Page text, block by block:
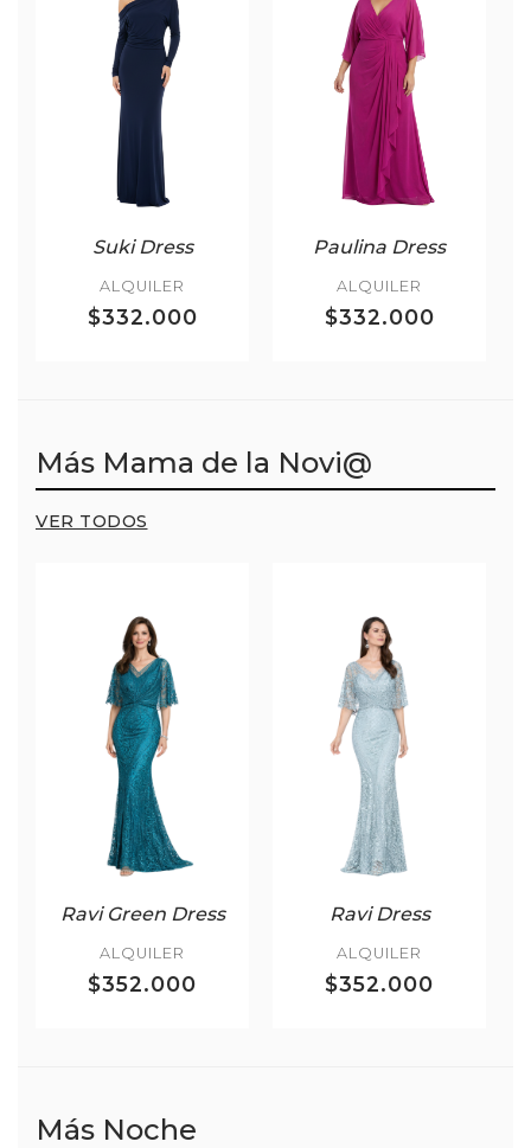
Suki Dress
ALQUILER
$332.000
Paulina Dress
ALQUILER
$332.000
Más Mama de la Novi@
VER TODOS
Ravi Green Dress
ALQUILER
$352.000
Ravi Dress
ALQUILER
$352.000
Más Noche